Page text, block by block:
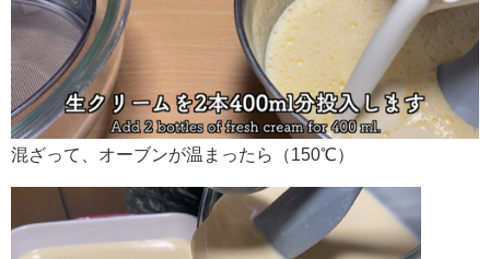
混ざって、オーブンが温まったら（150℃）